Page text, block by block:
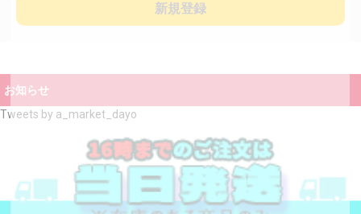
新規登録
お知らせ
Tweets by a_market_dayo